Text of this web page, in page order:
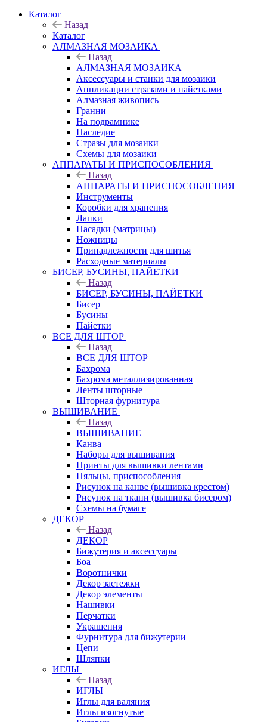
Каталог
Назад
Каталог
АЛМАЗНАЯ МОЗАИКА
Назад
АЛМАЗНАЯ МОЗАИКА
Аксессуары и станки для мозаики
Аппликации стразами и пайетками
Алмазная живопись
Гранни
На подрамнике
Наследие
Стразы для мозаики
Схемы для мозаики
АППАРАТЫ И ПРИСПОСОБЛЕНИЯ
Назад
АППАРАТЫ И ПРИСПОСОБЛЕНИЯ
Инструменты
Коробки для хранения
Лапки
Насадки (матрицы)
Ножницы
Принадлежности для шитья
Расходные материалы
БИСЕР, БУСИНЫ, ПАЙЕТКИ
Назад
БИСЕР, БУСИНЫ, ПАЙЕТКИ
Бисер
Бусины
Пайетки
ВСЕ ДЛЯ ШТОР
Назад
ВСЕ ДЛЯ ШТОР
Бахрома
Бахрома металлизированная
Ленты шторные
Шторная фурнитура
ВЫШИВАНИЕ
Назад
ВЫШИВАНИЕ
Канва
Наборы для вышивания
Принты для вышивки лентами
Пяльцы, приспособления
Рисунок на канве (вышивка крестом)
Рисунок на ткани (вышивка бисером)
Схемы на бумаге
ДЕКОР
Назад
ДЕКОР
Бижутерия и аксессуары
Боа
Воротнички
Декор застежки
Декор элементы
Нашивки
Перчатки
Украшения
Фурнитура для бижутерии
Цепи
Шляпки
ИГЛЫ
Назад
ИГЛЫ
Иглы для валяния
Иглы изогнутые